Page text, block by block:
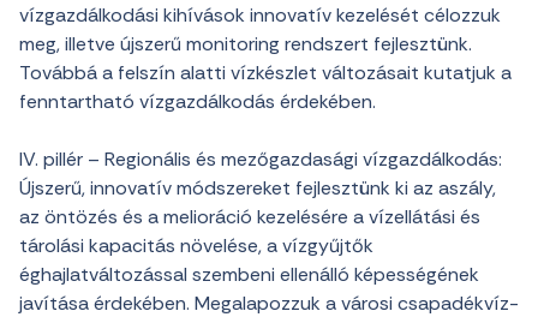
vízgazdálkodási kihívások innovatív kezelését célozzuk
meg, illetve újszerű monitoring rendszert fejlesztünk.
Továbbá a felszín alatti vízkészlet változásait kutatjuk a
fenntartható vízgazdálkodás érdekében.
IV. pillér – Regionális és mezőgazdasági vízgazdálkodás:
Újszerű, innovatív módszereket fejlesztünk ki az aszály,
az öntözés és a melioráció kezelésére a vízellátási és
tárolási kapacitás növelése, a vízgyűjtők
éghajlatváltozással szembeni ellenálló képességének
javítása érdekében. Megalapozzuk a városi csapadékvíz-